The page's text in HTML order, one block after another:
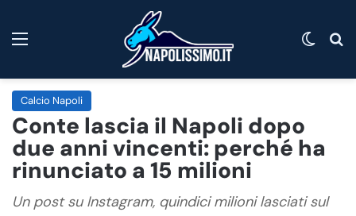
Calcio Napoli
Conte lascia il Napoli dopo
due anni vincenti: perché ha
rinunciato a 15 milioni
Un post su Instagram, quindici milioni lasciati sul